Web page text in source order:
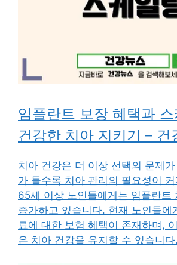
임플란트 보장 혜택과
건강한 치아 지키기 – 건
치아 건강은 더 이상 선택의 문제
가 들수록 치아 관리의 필요성이
65세 이상 노인들에게는 임플란트
증가하고 있습니다. 현재 노인들에
료에 대한 보험 혜택이 존재하며,
은 치아 건강을 유지할 수 있습니다.